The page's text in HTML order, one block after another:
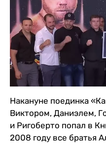
Накануне поединка
Виктором, Даниэлем,
и Ригоберто попал в
2008 году все братья